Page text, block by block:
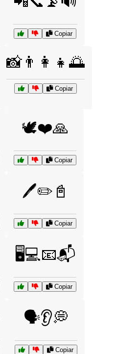
Copiar
📸👨‍👩‍👧🌅
Copiar
🕊️❤️🙏
Copiar
🖊️✏️📓
Copiar
🖥️💻📧📬
Copiar
🗣️👂💭
Copiar